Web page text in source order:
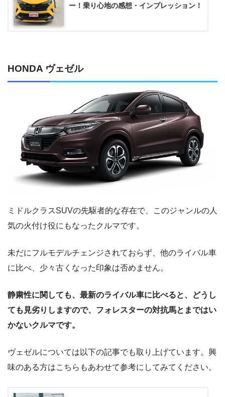
ー！乗り心地の感想・インプレッション！
HONDA ヴェゼル
ミドルクラスSUVの先駆者的な存在で、このジャンルの人
気の火付け役にもなったクルマです。
未だにフルモデルチェンジされておらず、他のライバル車
に比べ、少々古くなった印象は否めません。
静粛性に関しても、最新のライバル車に比べると、どうし
ても見劣りしますので、フォレスターの対抗馬とまではい
かないクルマです。
ヴェゼルについては以下の記事でも取り上げています。興
味のある方はこちらもあわせて参考にしてみてください。